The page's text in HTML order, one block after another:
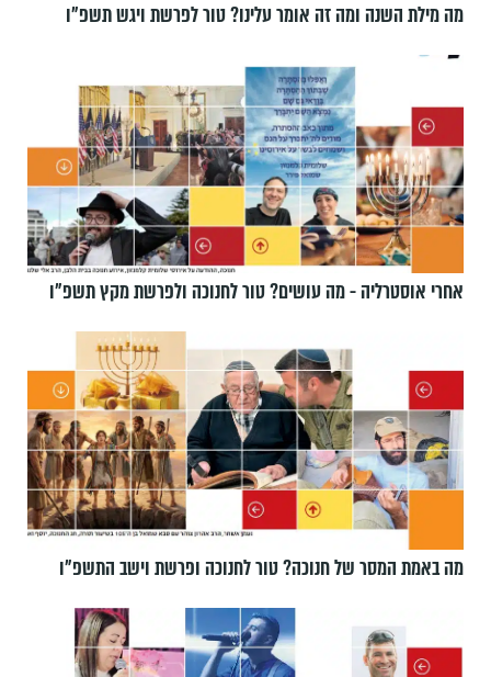
מה מילת השנה ומה זה אומר עלינו? טור לפרשת ויגש תשפ״ו
אחרי אוסטרליה - מה עושים? טור לחנוכה ולפרשת מקץ תשפ״ו
מה באמת המסר של חנוכה? טור לחנוכה ופרשת וישב התשפ״ו